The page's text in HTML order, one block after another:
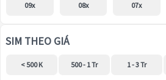
09x 08x 07x
SIM THEO GIÁ
< 500 K 500 - 1 Tr 1 - 3 Tr